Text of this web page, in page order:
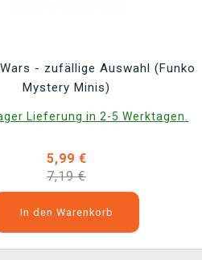
- zufällige Auswahl (Funko
Mystery Minis)
Lieferung in 2-5 Werktagen.
5,99 €
7,19 €
In den Warenkorb